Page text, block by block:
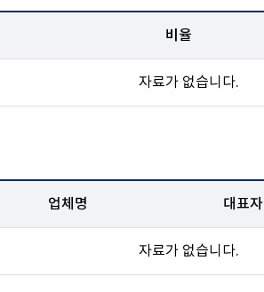
비율
자료가 없습니다.
업체명 대표자
자료가 없습니다.